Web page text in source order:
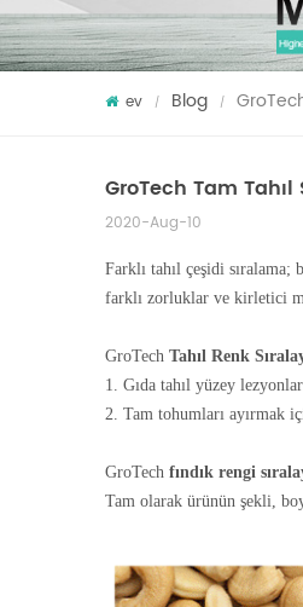
ev / Blog /
GroTech Tam
2020-Aug-10
Farklı tahıl çeşidi
farklı zorluklar ve kirletici
GroTech Tahıl Renk
1. Gıda tahıl yüzey
2. Tam tohumları ayırmak
GroTech fındık rengi
Tam olarak ürünün şekli,